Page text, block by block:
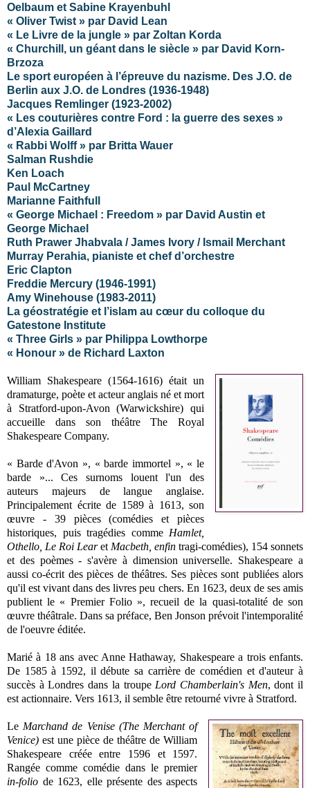
Oelbaum et Sabine Krayenbuhl
« Oliver Twist » par David Lean
« Le Livre de la jungle » par Zoltan Korda
« Churchill, un géant dans le siècle » par David Korn-
Brzoza
Le sport européen à l’épreuve du nazisme. Des J.O. de
Berlin aux J.O. de Londres (1936-1948)
Jacques Remlinger (1923-2002)
« Les couturières contre Ford : la guerre des sexes »
d’Alexia Gaillard
« Rabbi Wolff » par Britta Wauer
Salman Rushdie
Ken Loach
Paul McCartney
Marianne Faithfull
« George Michael : Freedom » par David Austin et
George Michael
Ruth Prawer Jhabvala / James Ivory / Ismail Merchant
Murray Perahia, pianiste et chef d’orchestre
Eric Clapton
Freddie Mercury (1946-1991)
Amy Winehouse (1983-2011)
La géostratégie et l’islam au cœur du colloque du
Gatestone Institute
« Three Girls » par Philippa Lowthorpe
« Honour » de Richard Laxton
William Shakespeare (1564-1616) était un
dramaturge, poète et acteur anglais né et mort
à Stratford-upon-Avon (Warwickshire) qui
accueille dans son théâtre The Royal
Shakespeare Company.
« Barde d'Avon », « barde immortel », « le
barde »... Ces surnoms louent l'un des
auteurs majeurs de langue anglaise.
Principalement écrite de 1589 à 1613, son
œuvre - 39 pièces (comédies et pièces
historiques, puis tragédies comme Hamlet,
Othello, Le Roi Learet Macbeth, enfin tragi-comédies), 154 sonnets
et des poèmes - s'avère à dimension universelle. Shakespeare a
aussi co-écrit des pièces de théâtres. Ses pièces sont publiées alors
qu'il est vivant dans des livres peu chers. En 1623, deux de ses amis
publient le « Premier Folio », recueil de la quasi-totalité de son
œuvre théâtrale. Dans sa préface, Ben Jonson prévoit l'intemporalité
de l'oeuvre éditée.
Marié à 18 ans avec Anne Hathaway, Shakespeare a trois enfants.
De 1585 à 1592, il débute sa carrière de comédien et d'auteur à
succès à Londres dans la troupe Lord Chamberlain's Men, dont il
est actionnaire. Vers 1613, il semble être retourné vivre à Stratford.
Le Marchand de Venise (The Merchant of
Venice) est une pièce de théâtre de William
Shakespeare créée entre 1596 et 1597.
Rangée comme comédie dans le premier
in-folio de 1623, elle présente des aspects